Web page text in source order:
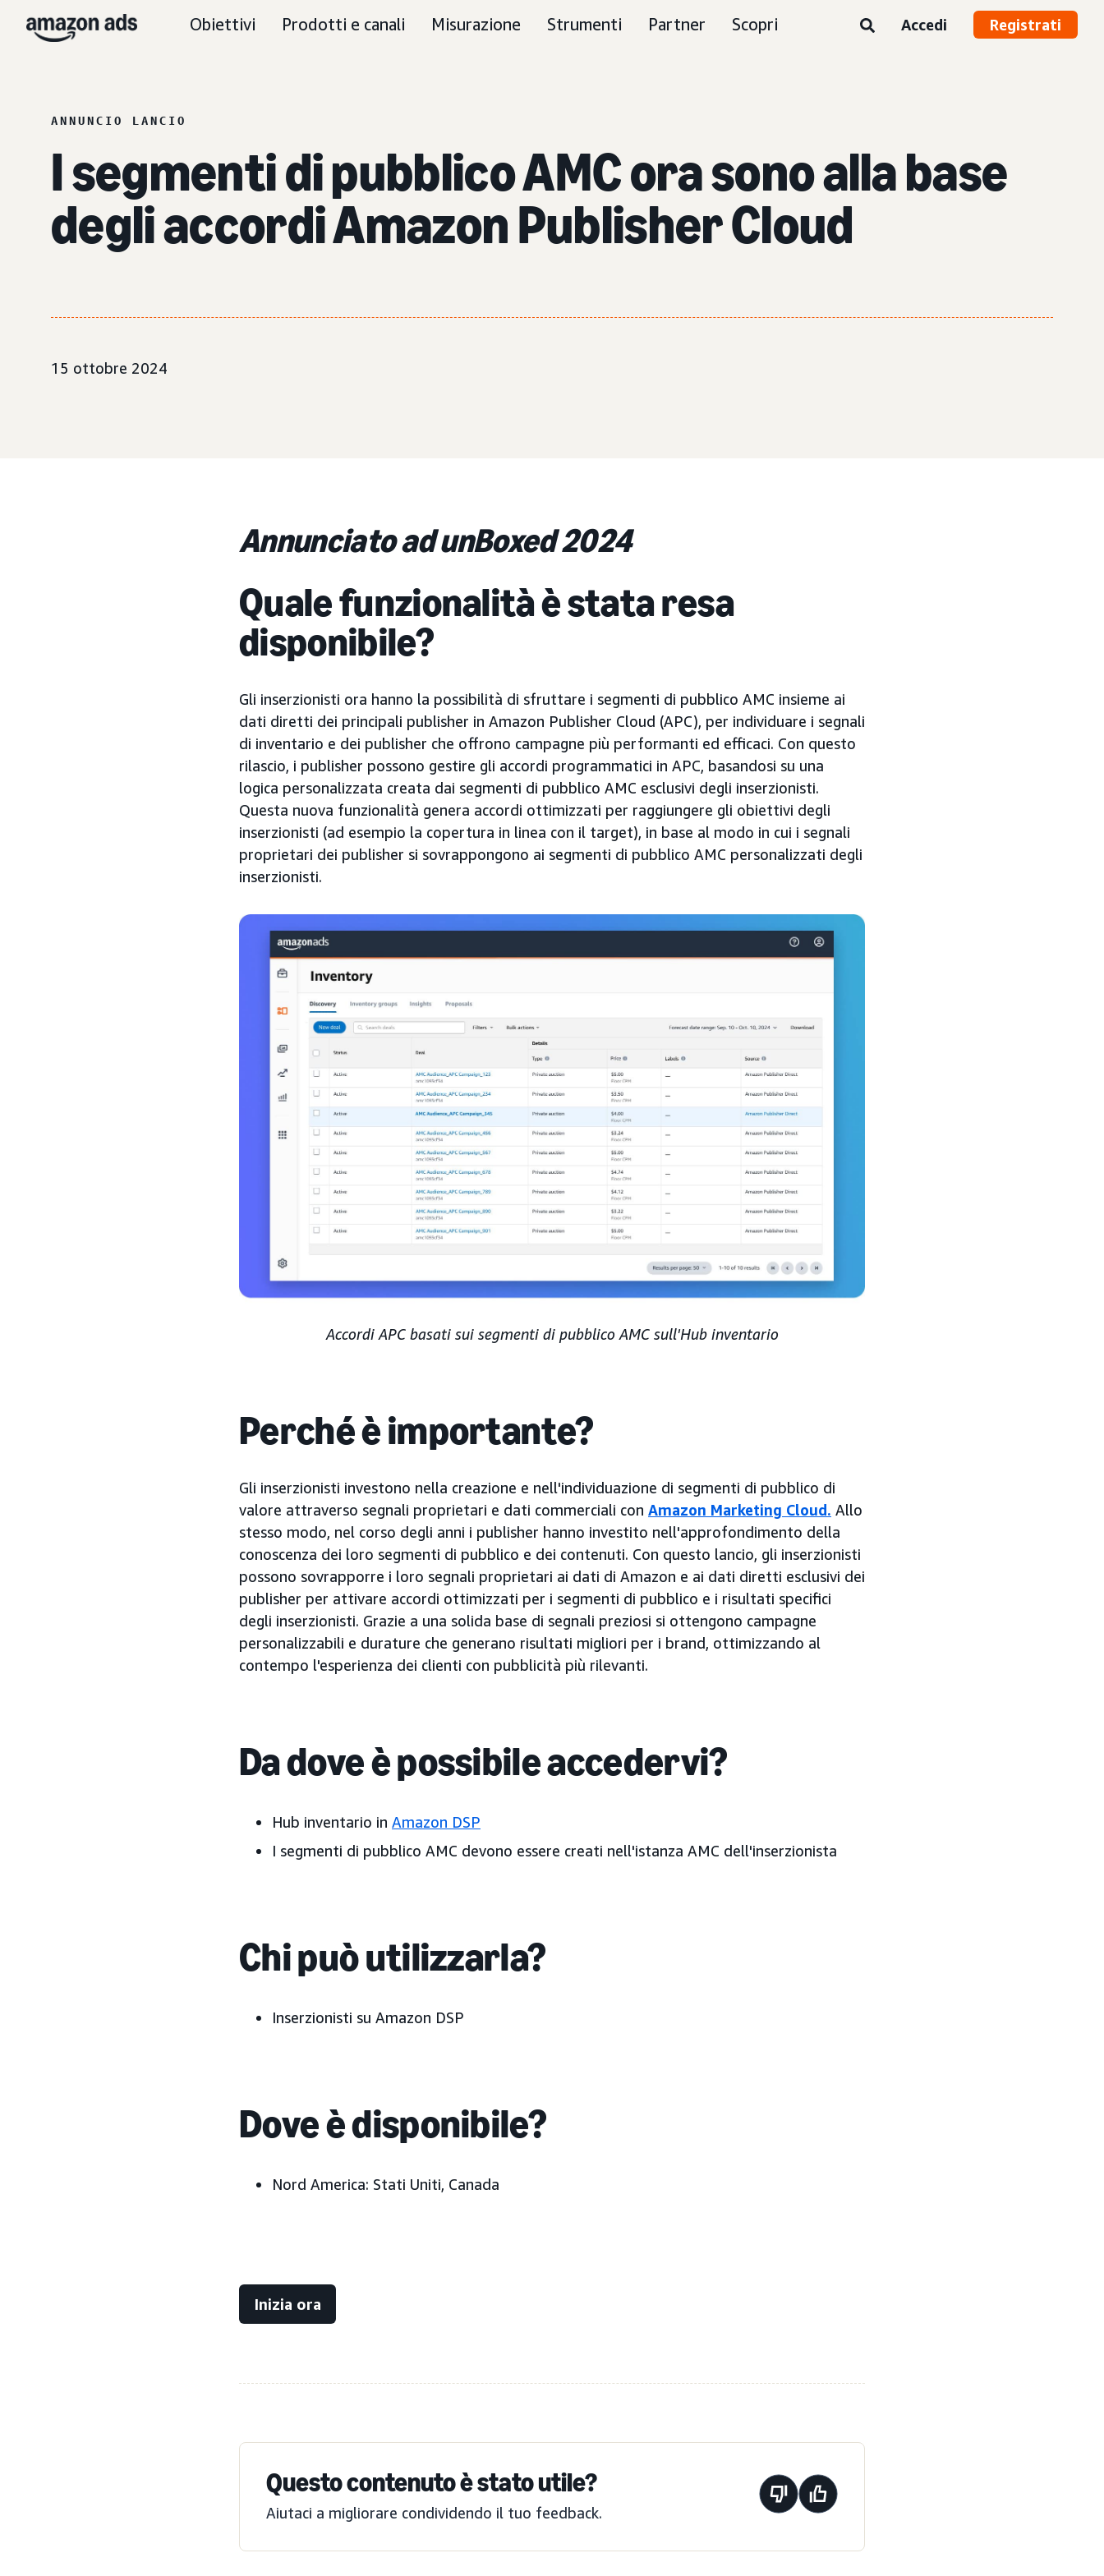
Obiettivi Prodotti e canali Misurazione Strumenti Partner Scopri Accedi Registrati
ANNUNCIO LANCIO
I segmenti di pubblico AMC ora sono alla base
degli accordi Amazon Publisher Cloud
15 ottobre 2024
Annunciato ad unBoxed 2024
Quale funzionalità è stata resa
disponibile?
Gli inserzionisti ora hanno la possibilità di sfruttare i segmenti di pubblico AMC insieme ai
dati diretti dei principali publisher in Amazon Publisher Cloud (APC), per individuare i segnali
di inventario e dei publisher che offrono campagne più performanti ed efficaci. Con questo
rilascio, i publisher possono gestire gli accordi programmatici in APC, basandosi su una
logica personalizzata creata dai segmenti di pubblico AMC esclusivi degli inserzionisti.
Questa nuova funzionalità genera accordi ottimizzati per raggiungere gli obiettivi degli
inserzionisti (ad esempio la copertura in linea con il target), in base al modo in cui i segnali
proprietari dei publisher si sovrappongono ai segmenti di pubblico AMC personalizzati degli
inserzionisti.
Accordi APC basati sui segmenti di pubblico AMC sull'Hub inventario
Perché è importante?
Gli inserzionisti investono nella creazione e nell'individuazione di segmenti di pubblico di
valore attraverso segnali proprietari e dati commerciali con Amazon Marketing Cloud. Allo
stesso modo, nel corso degli anni i publisher hanno investito nell'approfondimento della
conoscenza dei loro segmenti di pubblico e dei contenuti. Con questo lancio, gli inserzionisti
possono sovrapporre i loro segnali proprietari ai dati di Amazon e ai dati diretti esclusivi dei
publisher per attivare accordi ottimizzati per i segmenti di pubblico e i risultati specifici
degli inserzionisti. Grazie a una solida base di segnali preziosi si ottengono campagne
personalizzabili e durature che generano risultati migliori per i brand, ottimizzando al
contempo l'esperienza dei clienti con pubblicità più rilevanti.
Da dove è possibile accedervi?
Hub inventario in Amazon DSP
I segmenti di pubblico AMC devono essere creati nell'istanza AMC dell'inserzionista
Chi può utilizzarla?
Inserzionisti su Amazon DSP
Dove è disponibile?
Nord America: Stati Uniti, Canada
Inizia ora
Questo contenuto è stato utile?
Aiutaci a migliorare condividendo il tuo feedback.